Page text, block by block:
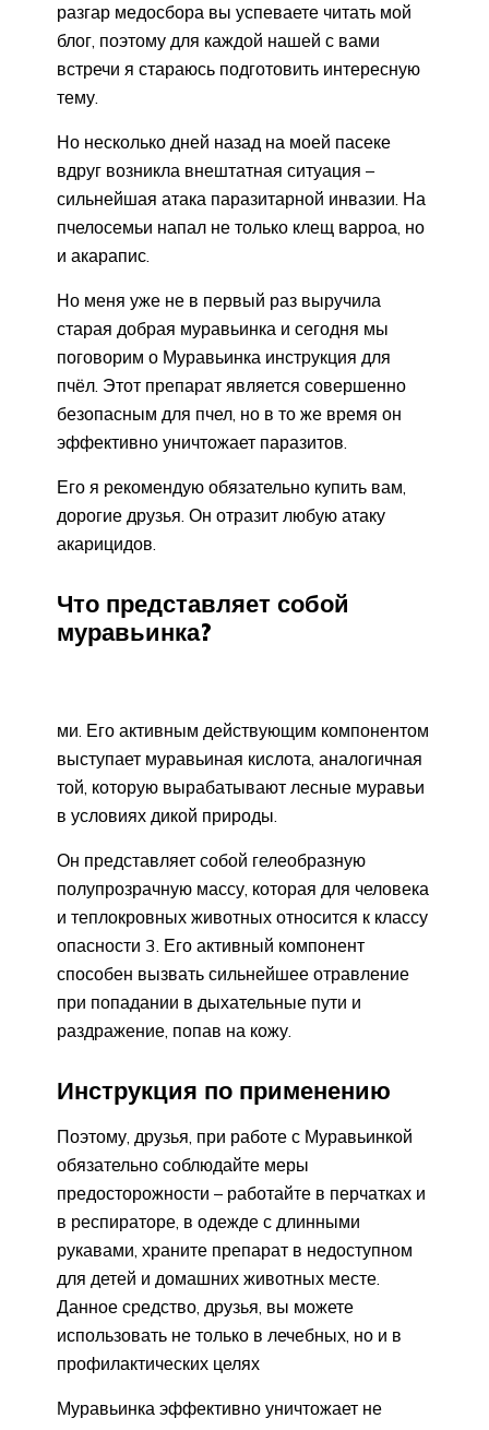
разгар медосбора вы успеваете читать мой
блог, поэтому для каждой нашей с вами
встречи я стараюсь подготовить интересную
тему.
Но несколько дней назад на моей пасеке
вдруг возникла внештатная ситуация –
сильнейшая атака паразитарной инвазии. На
пчелосемьи напал не только клещ варроа, но
и акарапис.
Но меня уже не в первый раз выручила
старая добрая муравьинка и сегодня мы
поговорим о Муравьинка инструкция для
пчёл. Этот препарат является совершенно
безопасным для пчел, но в то же время он
эффективно уничтожает паразитов.
Его я рекомендую обязательно купить вам,
дорогие друзья. Он отразит любую атаку
акарицидов.
Что представляет собой
муравьинка?
ми. Его активным действующим компонентом
выступает муравьиная кислота, аналогичная
той, которую вырабатывают лесные муравьи
в условиях дикой природы.
Он представляет собой гелеобразную
полупрозрачную массу, которая для человека
и теплокровных животных относится к классу
опасности 3. Его активный компонент
способен вызвать сильнейшее отравление
при попадании в дыхательные пути и
раздражение, попав на кожу.
Инструкция по применению
Поэтому, друзья, при работе с Муравьинкой
обязательно соблюдайте меры
предосторожности – работайте в перчатках и
в респираторе, в одежде с длинными
рукавами, храните препарат в недоступном
для детей и домашних животных месте.
Данное средство, друзья, вы можете
использовать не только в лечебных, но и в
профилактических целях
Муравьинка эффективно уничтожает не